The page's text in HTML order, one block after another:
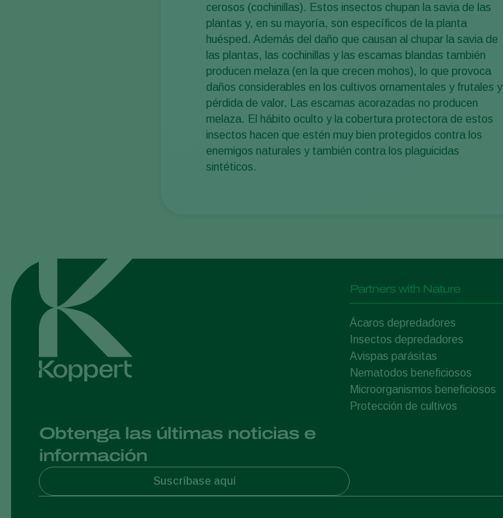
cerosos (cochinillas). Estos insectos chupan la savia de las
plantas y, en su mayoría, son específicos de la planta
huésped. Además del daño que causan al chupar la savia de
las plantas, las cochinillas y las escamas blandas también
producen melaza (en la que crecen mohos), lo que provoca
daños considerables en los cultivos ornamentales y frutales y
pérdida de valor. Las escamas acorazadas no producen
melaza. El hábito oculto y la cobertura protectora de estos
insectos hacen que estén muy bien protegidos contra los
enemigos naturales y también contra los plaguicidas
sintéticos.
Obtenga las últimas noticias e
información
Suscríbase aquí
Partners with Nature
Ácaros depredadores
Insectos depredadores
Avispas parásitas
Nematodos beneficiosos
Microorganismos beneficiosos
Protección de cultivos